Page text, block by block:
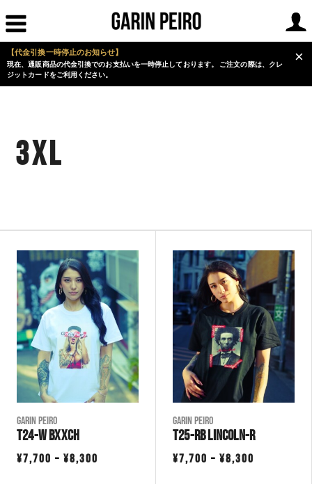
【代金引換一時停止のお知らせ】
現在、通販商品の代金引換でのお支払いを一時停止しております。 ご注文の際は、クレ
ジットカードをご利用ください。
×
3XL
Garin Peiro
T24-W BXXCH
¥7,700 – ¥8,300
Garin Peiro
T25-RB LINCOLN-R
¥7,700 – ¥8,300